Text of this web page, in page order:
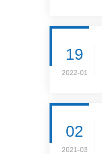
19
2022-01
02
2021-03